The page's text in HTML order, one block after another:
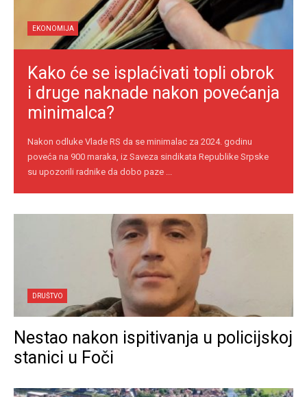
EKONOMIJA
Kako će se isplaćivati topli obrok
i druge naknade nakon povećanja
minimalca?
Nakon odluke Vlade RS da se minimalac za 2024. godinu
poveća na 900 maraka, iz Saveza sindikata Republike Srpske
su upozorili radnike da dobo paze ...
DRUŠTVO
Nestao nakon ispitivanja u policijskoj
stanici u Foči